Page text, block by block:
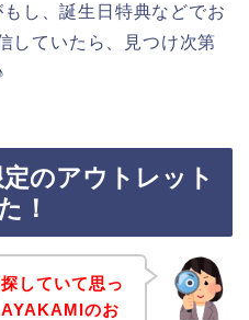
し、誕生日特典などでお
していたら、見つけ次第
のアウトレット
！
していて思っ
のお